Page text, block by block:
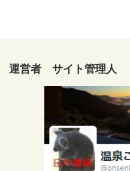
運営者 サイト管理人